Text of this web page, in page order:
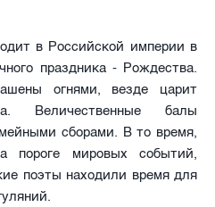
в Российской империи в
праздника - Рождества.
огнями, везде царит
Величественные балы
сборами. В то время,
пороге мировых событий,
поэты находили время для